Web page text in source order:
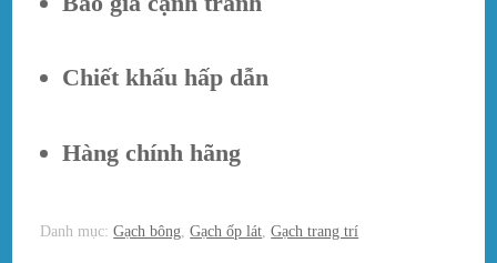
Chiết khấu hấp dẫn
Hàng chính hãng
Danh mục:Gạch bông ,Gạch ốp lát ,Gạch trang trí